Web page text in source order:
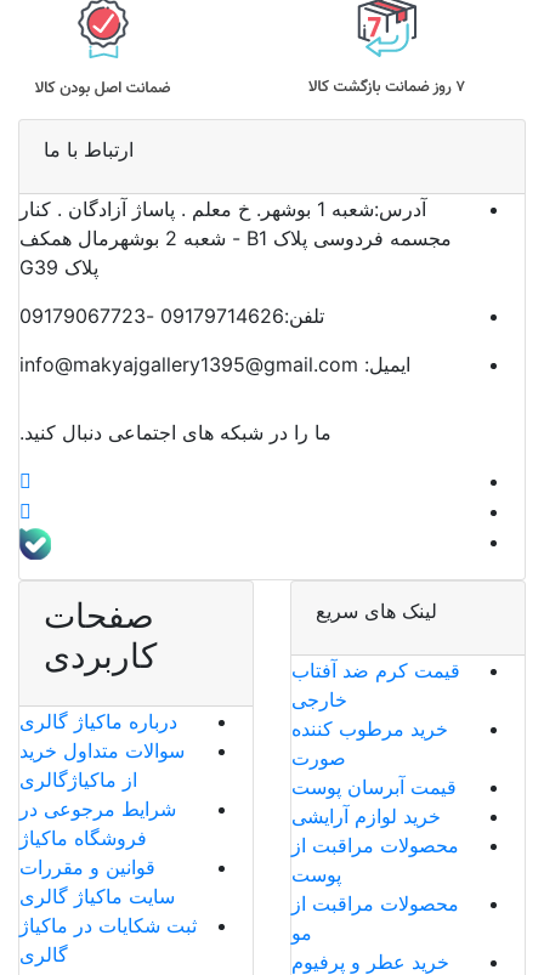
ارتباط با ما
آدرس:
شعبه 1 بوشهر. خ معلم . پاساژ آزادگان . کنار
مجسمه فردوسی پلاک B1 - شعبه 2 بوشهرمال همکف
پلاک G39
تلفن:09179714626 -09179067723
ایمیل:
ما را در شبکه های اجتماعی دنبال کنید.
لینک های سریع
قیمت کرم ضد آفتاب
خارجی
خرید مرطوب کننده
صورت
قیمت آبرسان پوست
خرید لوازم آرایشی
محصولات مراقبت از
پوست
محصولات مراقبت از
مو
خرید عطر و پرفیوم
صفحات
کاربردی
درباره ماکیاژ گالری
سوالات متداول خرید
از ماکیاژگالری
شرایط مرجوعی در
فروشگاه ماکیاژ
قوانین و مقررات
سایت ماکیاژ گالری
ثبت شکایات در ماکیاژ
گالری